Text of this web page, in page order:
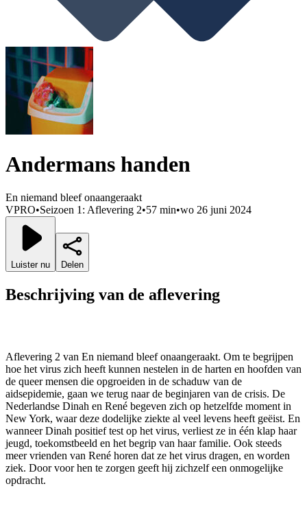
Andermans handen
En niemand bleef onaangeraakt
VPRO•Seizoen 1: Aflevering 2•57 min•wo 26 juni 2024
Luister nu Delen
Beschrijving van de aflevering
Aflevering 2 van En niemand bleef onaangeraakt. Om te begrijpen
hoe het virus zich heeft kunnen nestelen in de harten en hoofden van
de queer mensen die opgroeiden in de schaduw van de
aidsepidemie, gaan we terug naar de beginjaren van de crisis. De
Nederlandse Dinah en René begeven zich op hetzelfde moment in
New York, waar deze dodelijke ziekte al veel levens heeft geëist. En
wanneer Dinah positief test op het virus, verliest ze in één klap haar
jeugd, toekomstbeeld en het begrip van haar familie. Ook steeds
meer vrienden van René horen dat ze het virus dragen, en worden
ziek. Door voor hen te zorgen geeft hij zichzelf een onmogelijke
opdracht.